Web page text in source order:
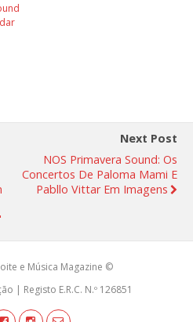
Next Post
NOS Primavera Sound: Os
Concertos De Paloma Mami E
Pabllo Vittar Em Imagens
e Música Magazine ©
| Registo E.R.C. N.º 126851